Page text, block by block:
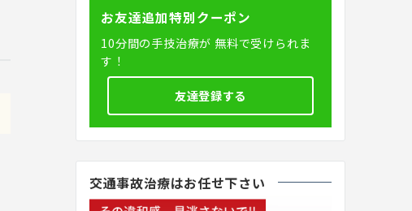
お友達追加特別クーポン
10分間の手技治療が 無料で受けられま
す！
友達登録する
交通事故治療はお任せ下さい